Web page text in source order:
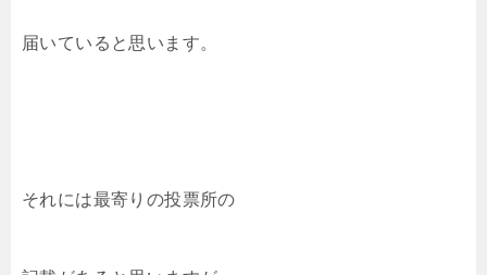
届いていると思います。
それには最寄りの投票所の